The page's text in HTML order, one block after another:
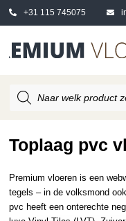
+31 115 745075
zoeken
Toplaag pvc
Premium vloeren is een
tegels – in de volksmond
pvc heeft een onterechte